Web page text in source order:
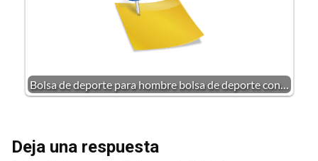
Bolsa de deporte para hombre bolsa de deporte con…
Deja una respuesta